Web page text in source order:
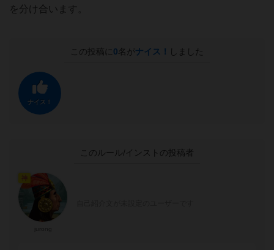
を分け合います。
この投稿に 0名がナイス！ しました
ナイス！
このルール/インストの投稿者